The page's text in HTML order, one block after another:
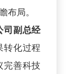
布局。
司副总经
转化过程
完善科技